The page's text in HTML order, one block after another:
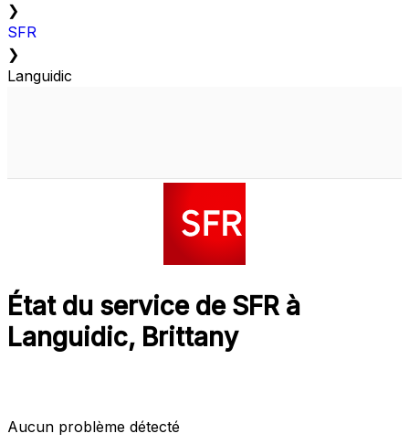
❯
SFR
❯
Languidic
État du service de SFR à
Languidic, Brittany
Aucun problème détecté